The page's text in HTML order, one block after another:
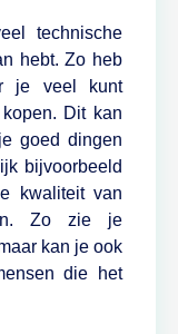
technische
hebt. Zo heb
je veel kunt
Dit kan
goed dingen
bijvoorbeeld
kwaliteit van
Zo zie je
kan je ook
die het